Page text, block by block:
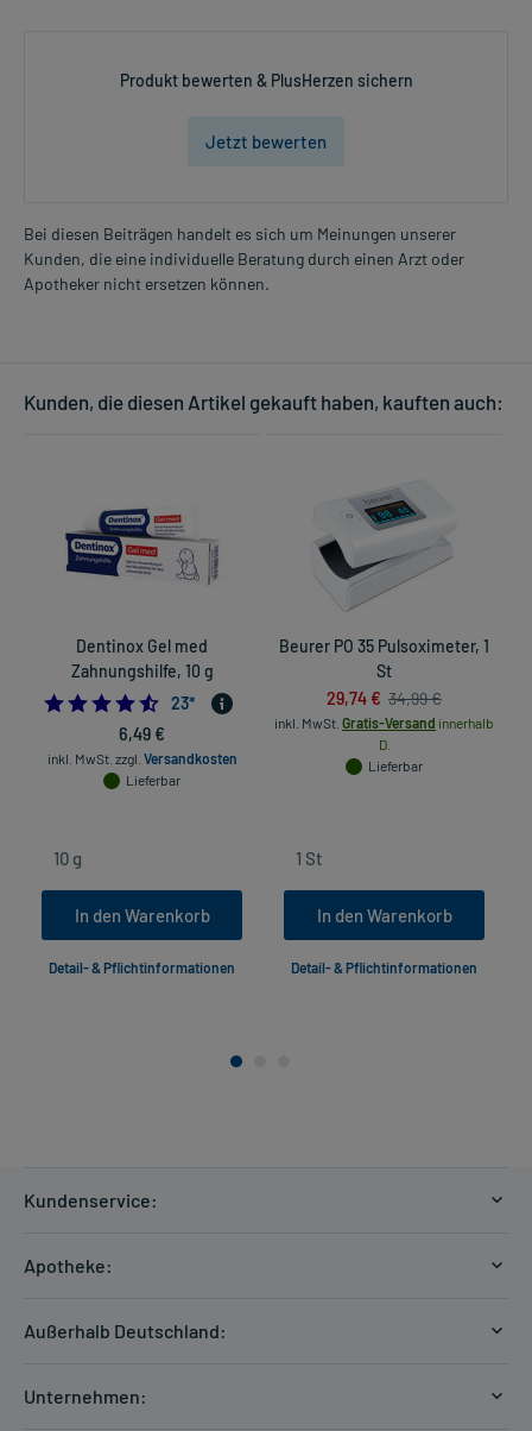
Produkt bewerten & PlusHerzen sichern
Jetzt bewerten
Bei diesen Beiträgen handelt es sich um Meinungen unserer
Kunden, die eine individuelle Beratung durch einen Arzt oder
Apotheker nicht ersetzen können.
Kunden, die diesen Artikel gekauft haben, kauften auch:
Dentinox Gel med
Zahnungshilfe, 10 g
4.478260869565218
23*
6,49 €
inkl. MwSt. zzgl. Versandkosten
Lieferbar
In den Warenkorb
Detail- & Pflichtinformationen
Beurer PO 35 Pulsoximeter, 1
St
29,74 € 34,99 €
inkl. MwSt. Gratis-Versand innerhalb
D.
Lieferbar
In den Warenkorb
Detail- & Pflichtinformationen
Kundenservice:
Zahlungsarten
Hilfe
Apotheke:
Außerhalb Deutschland:
Unternehmen: